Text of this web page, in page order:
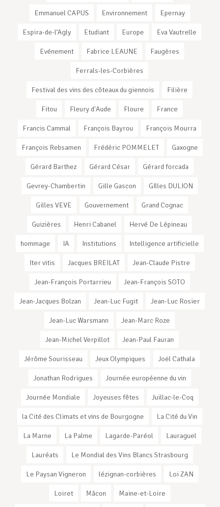
Emmanuel CAPUS Environnement Epernay
Espira-de-l’Agly Etudiant Europe Eva Vautrelle
Evénement Fabrice LEAUNE Faugères
Ferrals-les-Corbières
Festival des vins des côteaux du giennois Filière
Fitou Fleury d'Aude Floure France
Francis Cammal François Bayrou François Mourra
François Rebsamen Frédéric POMMELET Gaxogne
Gérard Barthez Gérard César Gérard forcada
Gevrey-Chambertin Gille Gascon GIlles DULION
Gilles VEVE Gouvernement Grand Cognac
Guizières Henri Cabanel Hervé De Lépineau
hommage IA Institutions Intelligence artificielle
Iter vitis Jacques BREILAT Jean-Claude Pistre
Jean-François Portarrieu Jean-François SOTO
Jean-Jacques Bolzan Jean-Luc Fugit Jean-Luc Rosier
Jean-Luc Warsmann Jean-Marc Roze
Jean-Michel Verpillot Jean-Paul Fauran
Jérôme Sourisseau Jeux Olympiques Joël Cathala
Jonathan Rodrigues Journée européenne du vin
Journée Mondiale Joyeuses fêtes Juillac-le-Coq
la Cité des Climats et vins de Bourgogne La Cité du Vin
La Marne La Palme Lagarde-Paréol Lauraguel
Lauréats Le Mondial des Vins Blancs Strasbourg
Le Paysan Vigneron lézignan-corbières Loi ZAN
Loiret Mâcon Maine-et-Loire